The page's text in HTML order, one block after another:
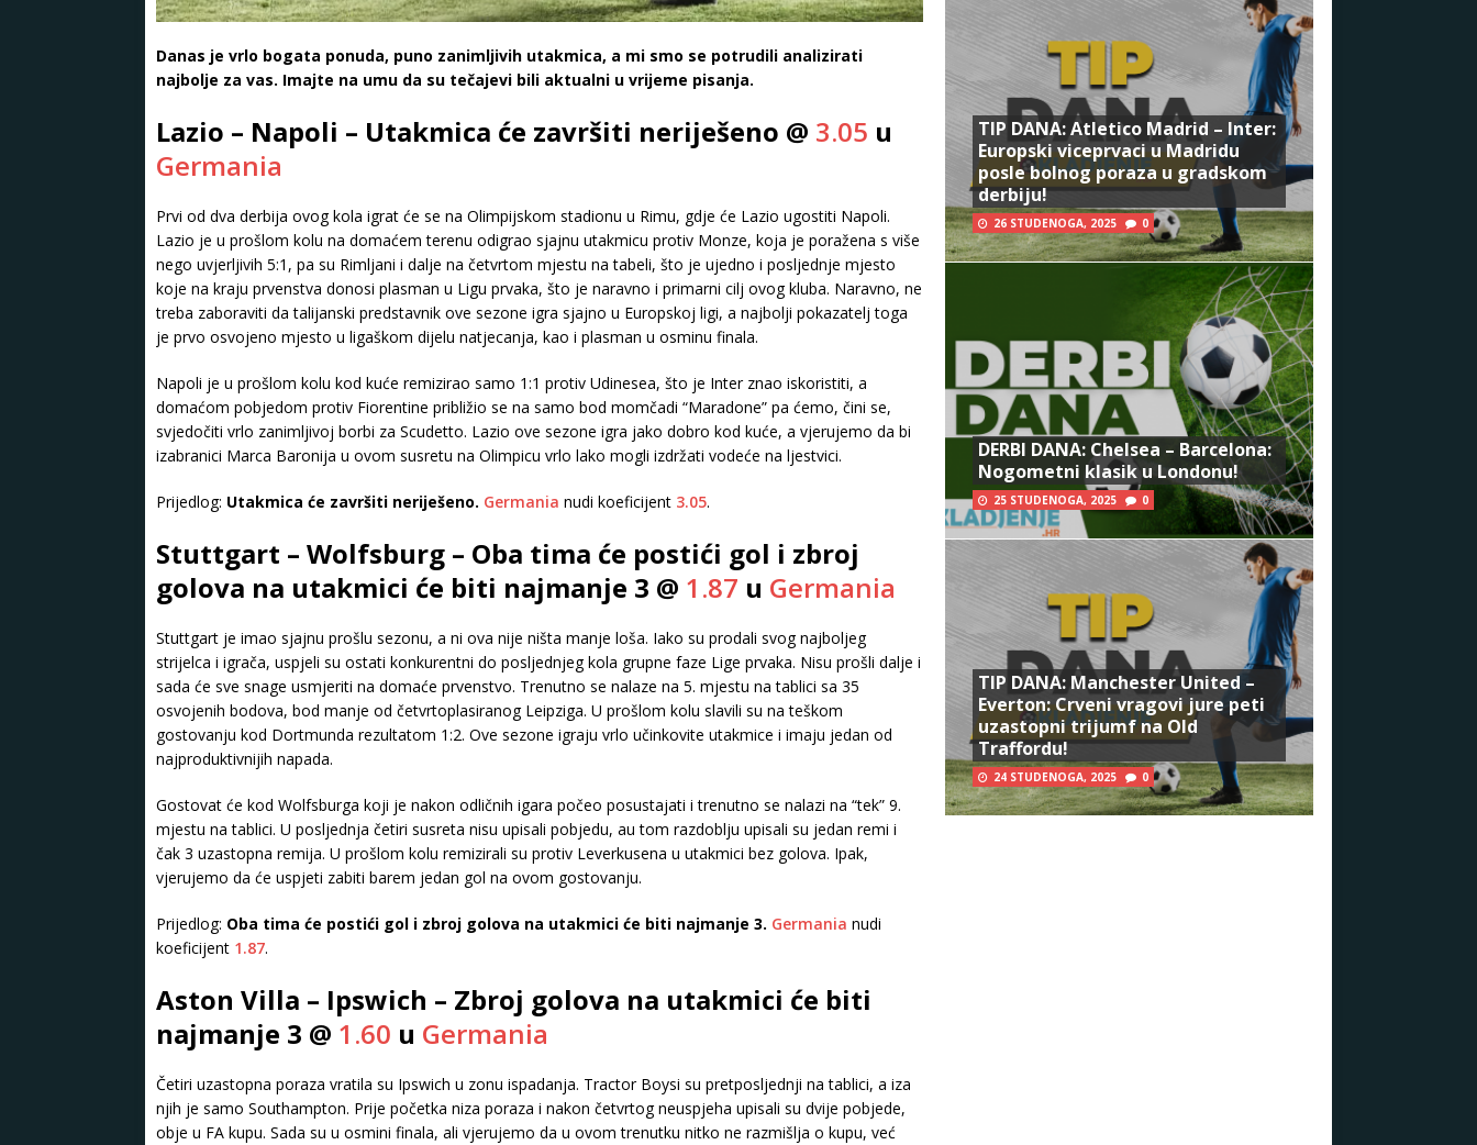
Danas je vrlo bogata ponuda, puno zanimljivih utakmica, a mi smo se potrudili analizirati
najbolje za vas. Imajte na umu da su tečajevi bili aktualni u vrijeme pisanja.
Lazio – Napoli – Utakmica će završiti neriješeno @ 3.05 u
Germania
Prvi od dva derbija ovog kola igrat će se na Olimpijskom stadionu u Rimu, gdje će Lazio ugostiti Napoli.
Lazio je u prošlom kolu na domaćem terenu odigrao sjajnu utakmicu protiv Monze, koja je poražena s više
nego uvjerljivih 5:1, pa su Rimljani i dalje na četvrtom mjestu na tabeli, što je ujedno i posljednje mjesto
koje na kraju prvenstva donosi plasman u Ligu prvaka, što je naravno i primarni cilj ovog kluba. Naravno, ne
treba zaboraviti da talijanski predstavnik ove sezone igra sjajno u Europskoj ligi, a najbolji pokazatelj toga
je prvo osvojeno mjesto u ligaškom dijelu natjecanja, kao i plasman u osminu finala.
Napoli je u prošlom kolu kod kuće remizirao samo 1:1 protiv Udinesea, što je Inter znao iskoristiti, a
domaćom pobjedom protiv Fiorentine približio se na samo bod momčadi “Maradone” pa ćemo, čini se,
svjedočiti vrlo zanimljivoj borbi za Scudetto. Lazio ove sezone igra jako dobro kod kuće, a vjerujemo da bi
izabranici Marca Baronija u ovom susretu na Olimpicu vrlo lako mogli izdržati vodeće na ljestvici.
Prijedlog: Utakmica će završiti neriješeno. Germania nudi koeficijent 3.05.
Stuttgart – Wolfsburg – Oba tima će postići gol i zbroj
golova na utakmici će biti najmanje 3 @ 1.87 u Germania
Stuttgart je imao sjajnu prošlu sezonu, a ni ova nije ništa manje loša. Iako su prodali svog najboljeg
strijelca i igrača, uspjeli su ostati konkurentni do posljednjeg kola grupne faze Lige prvaka. Nisu prošli dalje i
sada će sve snage usmjeriti na domaće prvenstvo. Trenutno se nalaze na 5. mjestu na tablici sa 35
osvojenih bodova, bod manje od četvrtoplasiranog Leipziga. U prošlom kolu slavili su na teškom
gostovanju kod Dortmunda rezultatom 1:2. Ove sezone igraju vrlo učinkovite utakmice i imaju jedan od
najproduktivnijih napada.
Gostovat će kod Wolfsburga koji je nakon odličnih igara počeo posustajati i trenutno se nalazi na “tek” 9.
mjestu na tablici. U posljednja četiri susreta nisu upisali pobjedu, au tom razdoblju upisali su jedan remi i
čak 3 uzastopna remija. U prošlom kolu remizirali su protiv Leverkusena u utakmici bez golova. Ipak,
vjerujemo da će uspjeti zabiti barem jedan gol na ovom gostovanju.
Prijedlog: Oba tima će postići gol i zbroj golova na utakmici će biti najmanje 3. Germania nudi
koeficijent 1.87.
Aston Villa – Ipswich – Zbroj golova na utakmici će biti
najmanje 3 @ 1.60 u Germania
Četiri uzastopna poraza vratila su Ipswich u zonu ispadanja. Tractor Boysi su pretposljednji na tablici, a iza
njih je samo Southampton. Prije početka niza poraza i nakon četvrtog neuspjeha upisali su dvije pobjede,
obje u FA kupu. Sada su u osmini finala, ali vjerujemo da u ovom trenutku nitko ne razmišlja o kupu, već
TIP DANA: Atletico Madrid – Inter:
Europski viceprvaci u Madridu
posle bolnog poraza u gradskom
derbiju!
26 STUDENOGA, 2025 0
DERBI DANA: Chelsea – Barcelona:
Nogometni klasik u Londonu!
25 STUDENOGA, 2025 0
TIP DANA: Manchester United –
Everton: Crveni vragovi jure peti
uzastopni trijumf na Old
Traffordu!
24 STUDENOGA, 2025 0